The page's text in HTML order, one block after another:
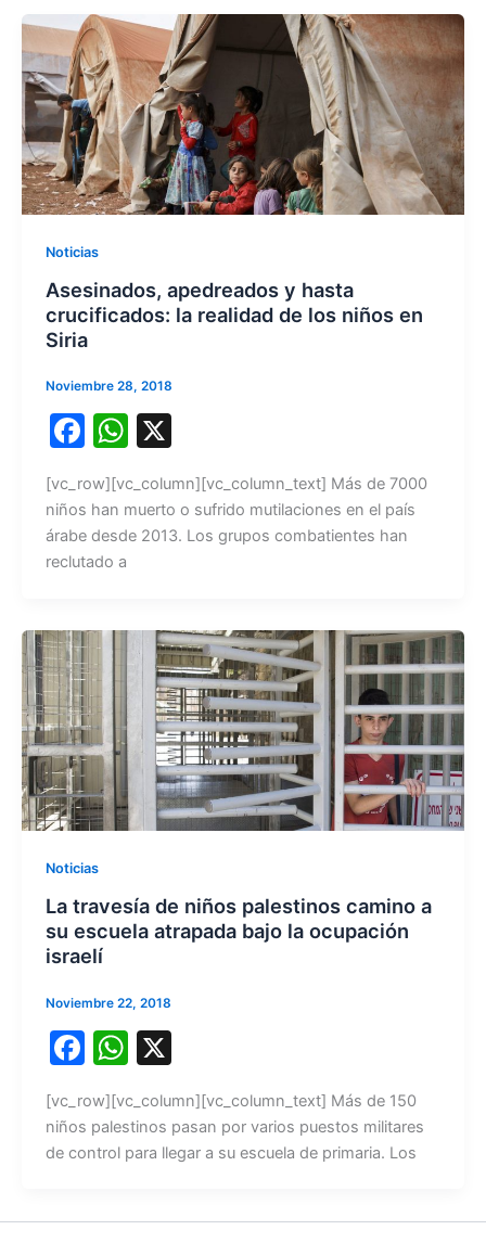
o
k
p
Noticias
Asesinados, apedreados y hasta
crucificados: la realidad de los niños en
Siria
Noviembre 28, 2018
F
c
e
b
o
k
W
at
s
p
X
[vc_row][vc_column][vc_column_text] Más de 7000
niños han muerto o sufrido mutilaciones en el país
árabe desde 2013. Los grupos combatientes han
reclutado a
Noticias
La travesía de niños palestinos camino a
su escuela atrapada bajo la ocupación
israelí
Noviembre 22, 2018
F
c
e
o
W
at
s
p
X
[vc_row][vc_column][vc_column_text] Más de 150
niños palestinos pasan por varios puestos militares
de control para llegar a su escuela de primaria. Los